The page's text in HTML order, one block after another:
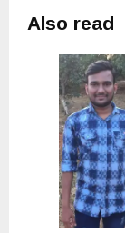
Also read